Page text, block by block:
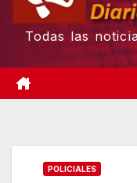
Todas las
POLICIALES